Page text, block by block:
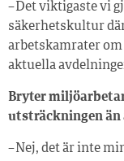
– Det viktigaste vi
säkerhetskultur
arbetskamrater
aktuella
Bryter
utsträckningen än
– Nej, det är inte